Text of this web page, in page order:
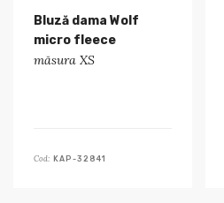
Bluză dama Wolf
micro fleece
măsura XS
Cod: KAP-32841